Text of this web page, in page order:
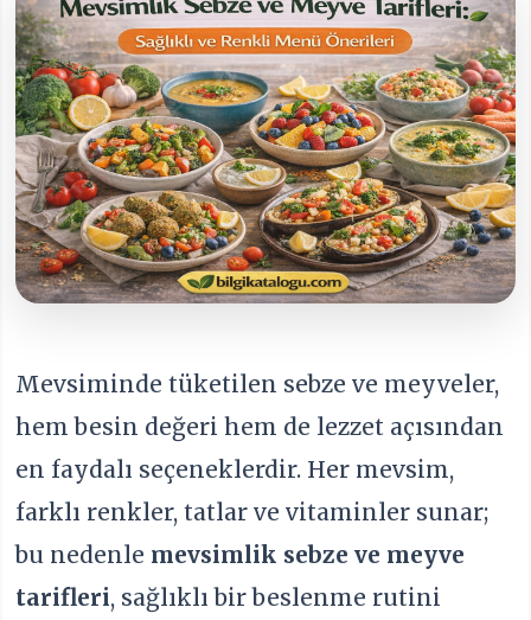
Mevsiminde tüketilen sebze ve meyveler,
hem besin değeri hem de lezzet açısından
en faydalı seçeneklerdir. Her mevsim,
farklı renkler, tatlar ve vitaminler sunar;
bu nedenle mevsimlik sebze ve meyve
tarifleri, sağlıklı bir beslenme rutini